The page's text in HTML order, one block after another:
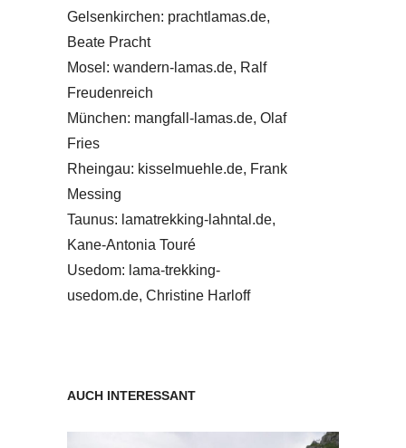
Gelsenkirchen: prachtlamas.de,
Beate Pracht
Mosel: wandern-lamas.de, Ralf
Freudenreich
München: mangfall-lamas.de, Olaf
Fries
Rheingau: kisselmuehle.de, Frank
Messing
Taunus: lamatrekking-lahntal.de,
Kane-Antonia Touré
Usedom: lama-trekking-
usedom.de, Christine Harloff
AUCH INTERESSANT